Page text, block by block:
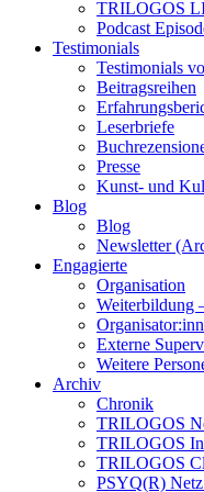
TRILOGOS
Podcast
Testimonials
Testimonials
Beitragsreihen
Leserbriefe
Presse
Kunst- und
Blog
Blog
Newsletter
Engagierte
Organisation
Weiterbildung
Externe
Weitere
Archiv
Chronik
TRILOGOS
TRILOGOS
TRILOGOS
PSYQ(R)